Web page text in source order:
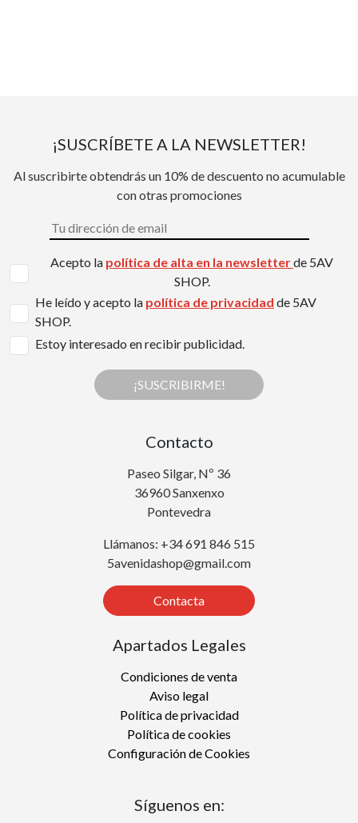
¡SUSCRÍBETE A LA NEWSLETTER!
Al suscribirte obtendrás un 10% de descuento no acumulable
con otras promociones
Acepto la política de alta en la newsletterde 5AV
SHOP.
He leído y acepto la política de privacidad de 5AV
SHOP.
Estoy interesado en recibir publicidad.
¡SUSCRIBIRME!
Contacto
Paseo Silgar, Nº 36
36960 Sanxenxo
Pontevedra
Llámanos: +34 691 846 515
5avenidashop@gmail.com
Contacta
Apartados Legales
Condiciones de venta
Aviso legal
Política de privacidad
Política de cookies
Configuración de Cookies
Síguenos en: